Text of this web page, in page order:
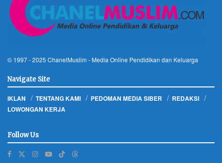
© 1997 - 2025 ChanelMuslim - Media Online Pendidikan dan Keluarga
Navigate Site
IKLAN TENTANG KAMI PEDOMAN MEDIA SIBER
REDAKSI
LOWONGAN KERJA
Follow Us